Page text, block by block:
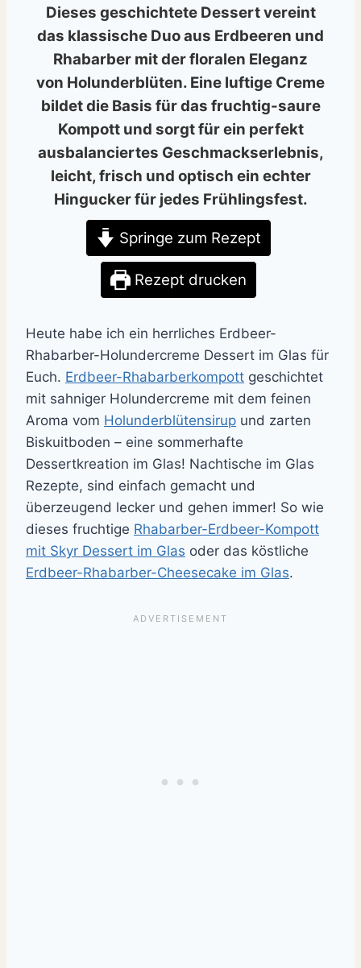
Dieses geschichtete Dessertvereint
das klassische Duo aus Erdbeeren und
Rhabarber mit der floralen Eleganz
von Holunderblüten. Eine luftige Creme
bildet die Basis für das fruchtig-saure
Kompott und sorgt für ein perfekt
ausbalanciertes Geschmackserlebnis,
leicht, frisch und optisch ein echter
Hingucker für jedes Frühlingsfest.
Springe zum Rezept
Rezept drucken
Heute habe ich ein herrliches Erdbeer-
Rhabarber-Holundercreme Dessert im Glas für
Euch. Erdbeer-Rhabarberkompott geschichtet
mit sahniger Holundercreme mit dem feinen
Aroma vom Holunderblütensirup und zarten
Biskuitboden – eine sommerhafte
Dessertkreation im Glas! Nachtische im Glas
Rezepte, sind einfach gemacht und
überzeugend lecker und gehen immer! So wie
dieses fruchtige Rhabarber-Erdbeer-Kompott
mit Skyr Dessert im Glas oder das köstliche
Erdbeer-Rhabarber-Cheesecake im Glas.